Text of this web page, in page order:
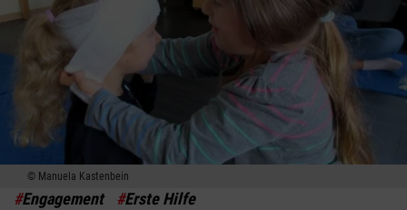
Manuela Kastenbein
#Engagement #Erste Hilfe